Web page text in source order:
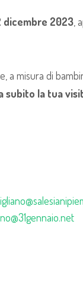
dicembre 2023 ,
a misura di
subito la tua